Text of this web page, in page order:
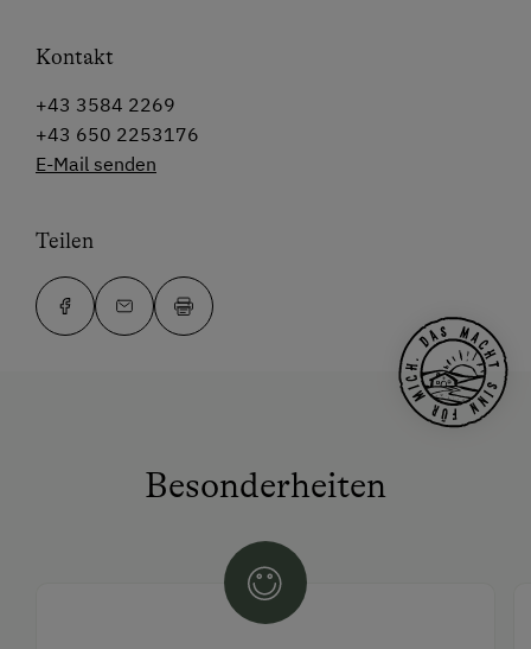
Kontakt
+43 3584 2269
+43 650 2253176
E-Mail senden
Teilen
Besonderheiten